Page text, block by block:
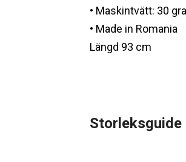
• Maskintvätt: 30
• Made in Romania
Längd 93 cm
Storleksguide